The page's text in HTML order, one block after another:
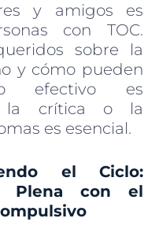
y amigos es
con TOC.
sobre la
y cómo pueden
efectivo es
la crítica o la
es esencial.
el Ciclo:
Plena con el